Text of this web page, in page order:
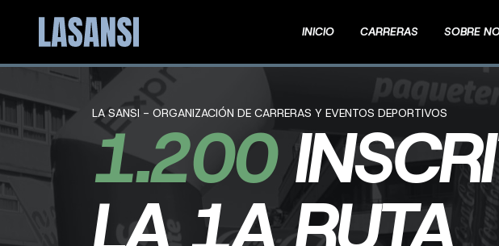
INICIO CARRERAS SOBRE
LA SANSI - ORGANIZACIÓN DE CARRERAS Y EVENTOS DEPORTIVOS
1.200